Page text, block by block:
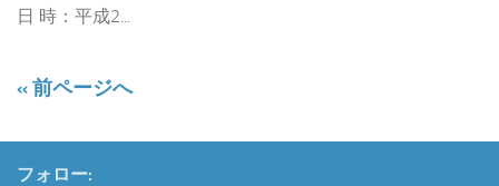
日 時：平成2...
« 前ページへ
フォロー: